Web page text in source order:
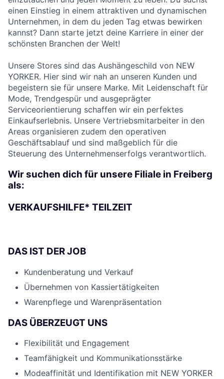
einen Einstieg in einem attraktiven und dynamischen
Unternehmen, in dem du jeden Tag etwas bewirken
kannst? Dann starte jetzt deine Karriere in einer der
schönsten Branchen der Welt!
Unsere Stores sind das Aushängeschild von NEW
YORKER. Hier sind wir nah an unseren Kunden und
begeistern sie für unsere Marke. Mit Leidenschaft für
Mode, Trendgespür und ausgeprägter
Serviceorientierung schaffen wir ein perfektes
Einkaufserlebnis. Unsere Vertriebsmitarbeiter in den
Areas organisieren zudem den operativen
Geschäftsablauf und sind maßgeblich für die
Steuerung des Unternehmenserfolgs verantwortlich.
Wir suchen dich für unsere Filiale in Freiberg
als:
VERKAUFSHILFE* TEILZEIT
DAS IST DER JOB
Kundenberatung und Verkauf
Übernehmen von Kassiertätigkeiten
Warenpflege und Warenpräsentation
DAS ÜBERZEUGT UNS
Flexibilität und Engagement
Teamfähigkeit und Kommunikationsstärke
Modeaffinität und Identifikation mit NEW YORKER